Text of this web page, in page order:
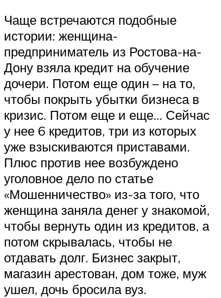
Чаще встречаются подобные
истории: женщина-
предприниматель из Ростова-на-
Дону взяла кредит на обучение
дочери. Потом еще один – на то,
чтобы покрыть убытки бизнеса в
кризис. Потом еще и еще… Сейчас
у нее 6 кредитов, три из которых
уже взыскиваются приставами.
Плюс против нее возбуждено
уголовное дело по статье
«Мошенничество» из-за того, что
женщина заняла денег у знакомой,
чтобы вернуть один из кредитов, а
потом скрывалась, чтобы не
отдавать долг. Бизнес закрыт,
магазин арестован, дом тоже, муж
ушел, дочь бросила вуз.